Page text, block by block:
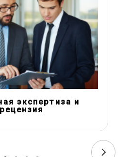
экспертиза и
рецензия